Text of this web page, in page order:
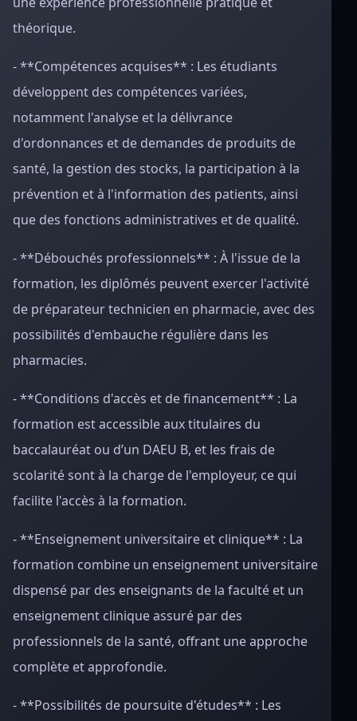
théorique.
- **Compétences acquises** : Les étudiants
développent des compétences variées,
notamment l'analyse et la délivrance
d'ordonnances et de demandes de produits de
santé, la gestion des stocks, la participation à la
prévention et à l'information des patients, ainsi
que des fonctions administratives et de qualité.
- **Débouchés professionnels** : À l'issue de la
formation, les diplômés peuvent exercer l'activité
de préparateur technicien en pharmacie, avec des
possibilités d'embauche régulière dans les
pharmacies.
- **Conditions d'accès et de financement** : La
formation est accessible aux titulaires du
baccalauréat ou d’un DAEU B, et les frais de
scolarité sont à la charge de l'employeur, ce qui
facilite l'accès à la formation.
- **Enseignement universitaire et clinique** : La
formation combine un enseignement universitaire
dispensé par des enseignants de la faculté et un
enseignement clinique assuré par des
professionnels de la santé, offrant une approche
complète et approfondie.
- **Possibilités de poursuite d'études** : Les